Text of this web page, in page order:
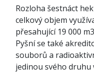
Rozloha šestnáct
celkový objem
přesahující 19 000
Pyšní se také
souborů a
jedinou svého druhu